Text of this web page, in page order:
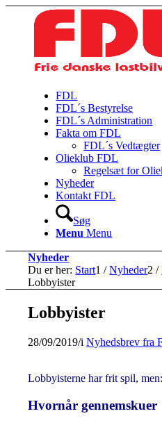
FDL
FDL´s Bestyrelse
FDL´s Administration
Fakta om FDL
FDL´s Vedtægter
Olieklub FDL
Regelsæt for
Nyheder
Kontakt FDL
Søg
Menu Menu
Nyheder
Du er her: Start1 / Nyheder2 /
Lobbyister
Lobbyister
28/09/2019/iNyhedsbrev fra
Lobbyisterne har frit spil, men:
Hvornår gennemskuer